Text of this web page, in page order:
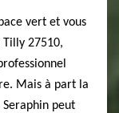
vert et vous
27510,
Mais à part la
peut